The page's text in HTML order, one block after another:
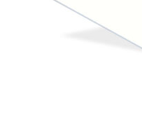
► ZAHLARTEN
► VERSANDARTEN